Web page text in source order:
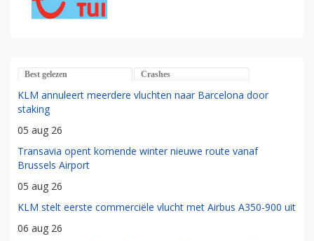
Best gelezen Crashes
KLM annuleert meerdere vluchten naar Barcelona door
staking
05 aug 26
Transavia opent komende winter nieuwe route vanaf
Brussels Airport
05 aug 26
KLM stelt eerste commerciële vlucht met Airbus A350-900 uit
06 aug 26